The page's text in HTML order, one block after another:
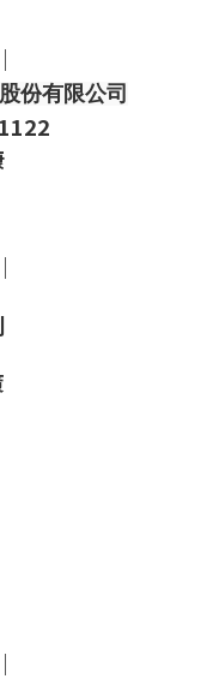
份有限公司